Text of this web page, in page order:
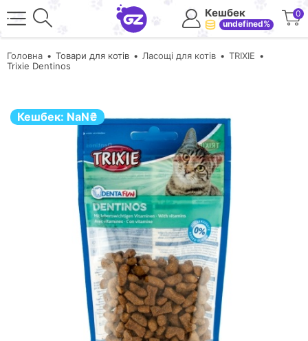
Кешбек
undefined%
0
Головна Товари для котів Ласощі для котів
TRIXIE
Trixie Dentinos
Кешбек: NaN₴